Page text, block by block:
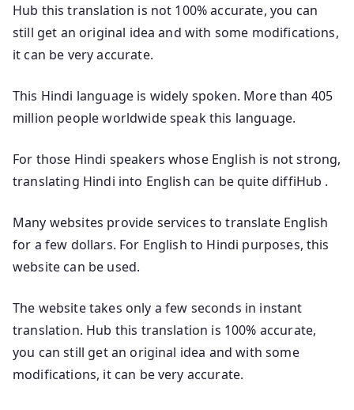
Hub this translation is not 100% accurate, you can
still get an original idea and with some modifications,
it can be very accurate.
This Hindi language is widely spoken. More than 405
million people worldwide speak this language.
For those Hindi speakers whose English is not strong,
translating Hindi into English can be quite diffiHub .
Many websites provide services to translate English
for a few dollars. For English to Hindi purposes, this
website can be used.
The website takes only a few seconds in instant
translation. Hub this translation is 100% accurate,
you can still get an original idea and with some
modifications, it can be very accurate.